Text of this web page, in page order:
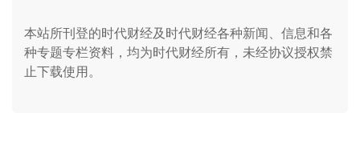
本站所刊登的时代财经及时代财经各种新闻、信息和各
种专题专栏资料，均为时代财经所有，未经协议授权禁
止下载使用。